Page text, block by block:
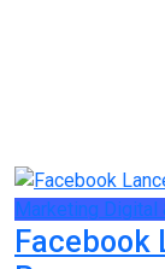
Marketing Digital
Facebook